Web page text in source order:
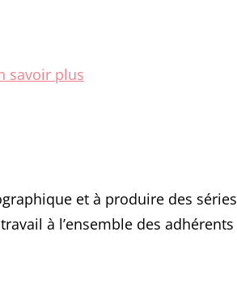
savoir plus
et à produire des séries
à l’ensemble des adhérents